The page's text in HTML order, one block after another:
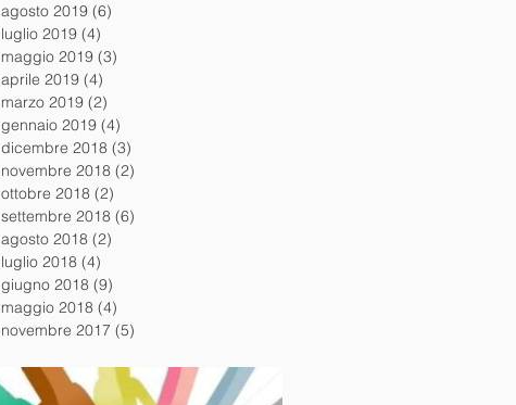
agosto 2019 (6)
luglio 2019 (4)
maggio 2019 (3)
aprile 2019 (4)
marzo 2019 (2)
gennaio 2019 (4)
dicembre 2018 (3)
novembre 2018 (2)
ottobre 2018 (2)
settembre 2018 (6)
agosto 2018 (2)
luglio 2018 (4)
giugno 2018 (9)
maggio 2018 (4)
novembre 2017 (5)